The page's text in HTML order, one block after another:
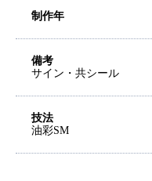
制作年
備考
サイン・共シール
技法
油彩SM